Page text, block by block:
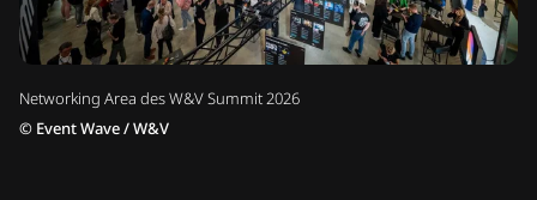
Networking Area des W&V Summit 2026
© Event Wave / W&V